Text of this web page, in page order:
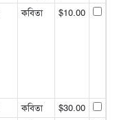
কবিতা $10.00
কবিতা
$30.00